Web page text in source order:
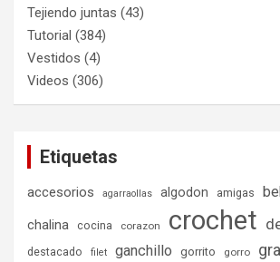
Tejiendo juntas (43)
Tutorial (384)
Vestidos (4)
Videos (306)
Etiquetas
accesorios agarraollas algodon amigas
chalina cocina corazon crochet
destacado filet ganchillo gorrito gorro